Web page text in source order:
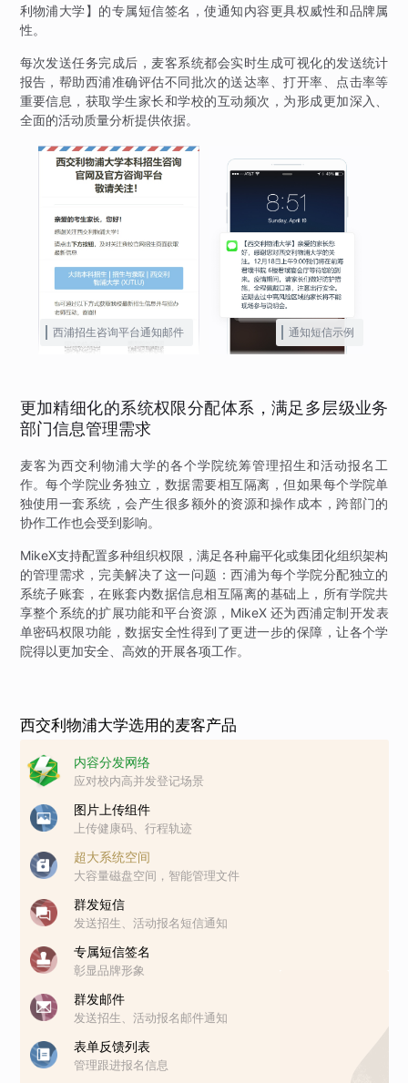
利物浦大学】的专属短信签名，使通知内容更具权威性和品牌属
性。
每次发送任务完成后，麦客系统都会实时生成可视化的发送统计
报告，帮助西浦准确评估不同批次的送达率、打开率、点击率等
重要信息，获取学生家长和学校的互动频次，为形成更加深入、
全面的活动质量分析提供依据。
西浦招生咨询平台通知邮件 通知短信示例
更加精细化的系统权限分配体系，满足多层级业务
部门信息管理需求
麦客为西交利物浦大学的各个学院统筹管理招生和活动报名工
作。每个学院业务独立，数据需要相互隔离，但如果每个学院单
独使用一套系统，会产生很多额外的资源和操作成本，跨部门的
协作工作也会受到影响。
MikeX支持配置多种组织权限，满足各种扁平化或集团化组织架构
的管理需求，完美解决了这一问题：西浦为每个学院分配独立的
系统子账套，在账套内数据信息相互隔离的基础上，所有学院共
享整个系统的扩展功能和平台资源，MikeX 还为西浦定制开发表
单密码权限功能，数据安全性得到了更进一步的保障，让各个学
院得以更加安全、高效的开展各项工作。
西交利物浦大学选用的麦客产品
内容分发网络
应对校内高并发登记场景
图片上传组件
上传健康码、行程轨迹
超大系统空间
大容量磁盘空间，智能管理文件
群发短信
发送招生、活动报名短信通知
专属短信签名
彰显品牌形象
群发邮件
发送招生、活动报名邮件通知
表单反馈列表
管理跟进报名信息